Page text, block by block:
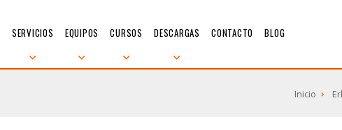
SERVICIOS EQUIPOS CURSOS DESCARGAS CONTACTO BLOG
Inicio